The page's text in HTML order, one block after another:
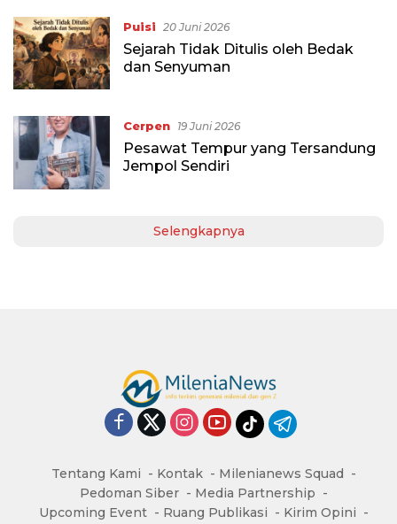
Puisi 20 Juni 2026
Sejarah Tidak Ditulis oleh Bedak
dan Senyuman
Cerpen 19 Juni 2026
Pesawat Tempur yang Tersandung
Jempol Sendiri
Selengkapnya
Tentang Kami Kontak
Milenianews Squad
Pedoman Siber
Media Partnership
Upcoming Event
Ruang Publikasi Kirim Opini